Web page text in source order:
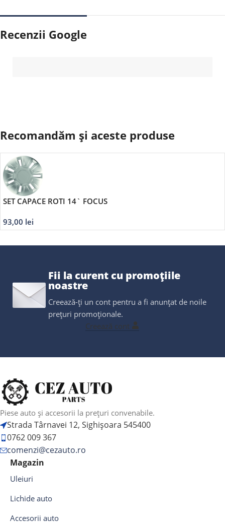
Recenzii Google
Recomandăm și aceste produse
SET CAPACE ROTI 14` FOCUS
93,00 lei
Fii la curent cu promoțiile
noastre
Creează-ți un cont pentru a fi anunțat de noile
prețuri promoționale.
Creează cont
Piese auto și accesorii la prețuri convenabile.
Strada Târnavei 12, Sighișoara 545400
0762 009 367
comenzi@cezauto.ro
Magazin
Uleiuri
Lichide auto
Accesorii auto